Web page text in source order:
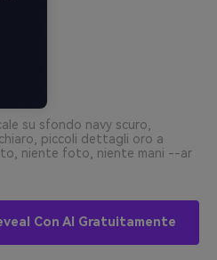
su sfondo navy scuro,
piccoli dettagli oro a
niente foto, niente mani --ar
Con AI Gratuitamente